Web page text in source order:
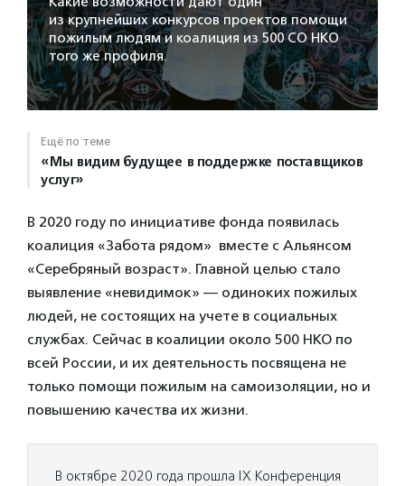
из крупнейших конкурсов проектов помощи
пожилым людям и коалиция из 500 СО НКО
того же профиля.
Ещё по теме
«Мы видим будущее в поддержке поставщиков
услуг»
В 2020 году по инициативе фонда появилась
коалиция «Забота рядом» вместе с Альянсом
«Серебряный возраст». Главной целью стало
выявление «невидимок» — одиноких пожилых
людей, не состоящих на учете в социальных
службах. Сейчас в коалиции около 500 НКО по
всей России, и их деятельность посвящена не
только помощи пожилым на самоизоляции, но и
повышению качества их жизни.
В октябре 2020 года прошла IX Конференция